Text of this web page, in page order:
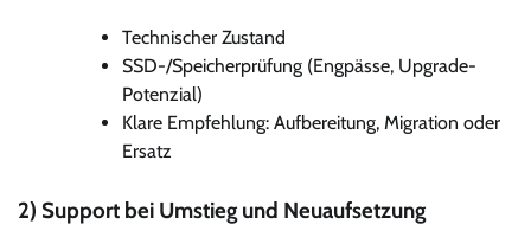
Technischer Zustand
SSD-/Speicherprüfung (Engpässe, Upgrade-
Potenzial)
Klare Empfehlung: Aufbereitung, Migration oder
Ersatz
2) Support bei Umstieg und Neuaufsetzung